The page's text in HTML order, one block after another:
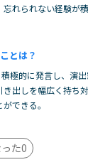
れられない経験が積
とは？
極的に発言し、演
出しを幅広く持ち
できる。
た0